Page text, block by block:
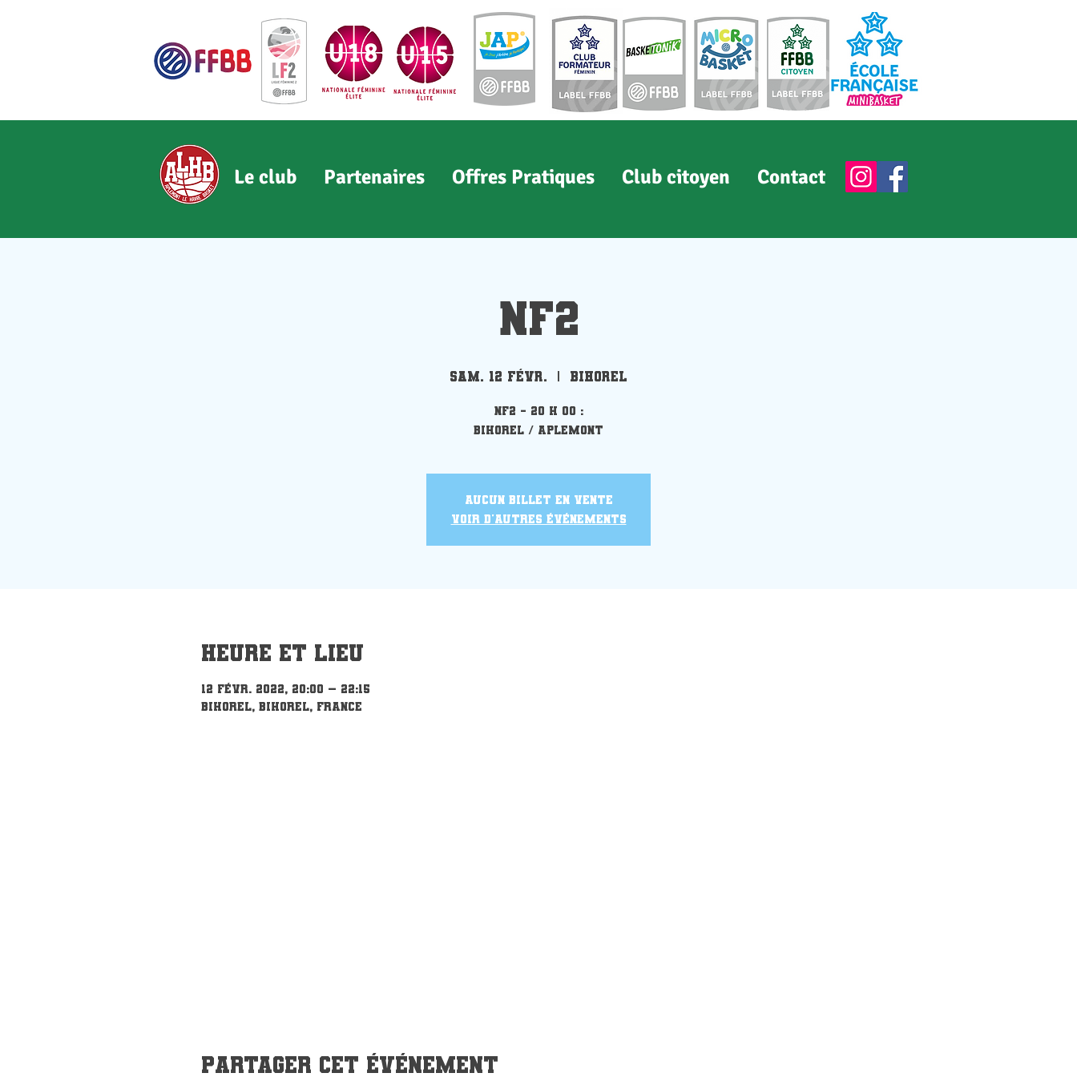
Le club Partenaires Offres Pratiques Club citoyen Contact
NF2
sam. 12 févr. Bihorel
NF2 - 20 h 00 :
Bihorel / Aplemont
Aucun billet en vente
Voir d'autres événements
Heure et lieu
12 févr. 2022, 20:00 – 22:15
Bihorel, Bihorel, France
Partager cet événement